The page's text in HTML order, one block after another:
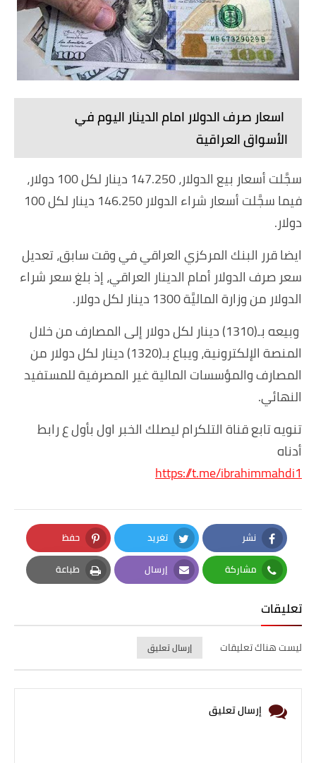
اسعار صرف الدولار امام الدينار اليوم في
الأسواق العراقية
سجَّلت أسعار بيع الدولار، 147.250 دينار لكل 100 دولار،
فيما سجَّلت أسعار شراء الدولار 146.250 دينار لكل 100
دولار.
ايضا قرر البنك المركزي العراقي في وقت سابق، تعديل
سعر صرف الدولار أمام الدينار العراقي، إذ بلغ سعر شراء
الدولار من وزارة الماليَّة 1300 دينار لكل دولار.
وبيعه بـ(1310) دينار لكل دولار إلى المصارف من خلال
المنصة الإلكترونية، ويباع بـ(1320) دينار لكل دولار من
المصارف والمؤسسات المالية غير المصرفية للمستفيد
النهائي.
تنويه تابع قناة التلكرام ليصلك الخبر اول بأول ع رابط
أدناه
https://t.me/ibrahimmahdi1
نشر
Facebook
تغريد
Twitter
حفظ
Pinterest
مشاركة
Whatsapp
إرسال
Email
طباعة
Print
تعليقات
ليست هناك تعليقات إرسال تعليق
إرسال تعليق